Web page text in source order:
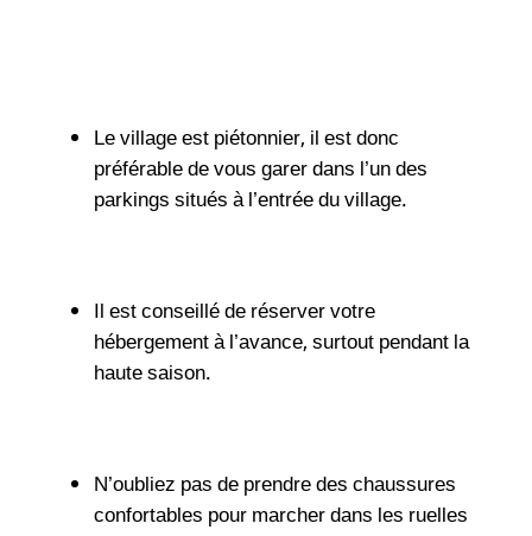
Le village est piétonnier, il est donc
préférable de vous garer dans l’un des
parkings situés à l’entrée du village.
Il est conseillé de réserver votre
hébergement à l’avance, surtout pendant la
haute saison.
N’oubliez pas de prendre des chaussures
confortables pour marcher dans les ruelles